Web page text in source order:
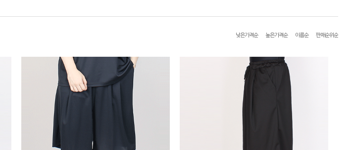
낮은가격순 높은가격순 이름순 판매순위순